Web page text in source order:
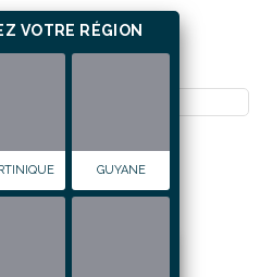
VOTRE RÉGION
GUYANE
MONTRAVEL
2009